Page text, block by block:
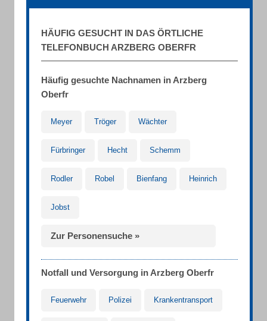
HÄUFIG GESUCHT IN DAS ÖRTLICHE
TELEFONBUCH ARZBERG OBERFR
Häufig gesuchte Nachnamen in Arzberg
Oberfr
Meyer Tröger Wächter
Fürbringer Hecht Schemm
Rodler Robel Bienfang Heinrich
Jobst
Zur Personensuche »
Notfall und Versorgung in Arzberg Oberfr
Feuerwehr Polizei Krankentransport